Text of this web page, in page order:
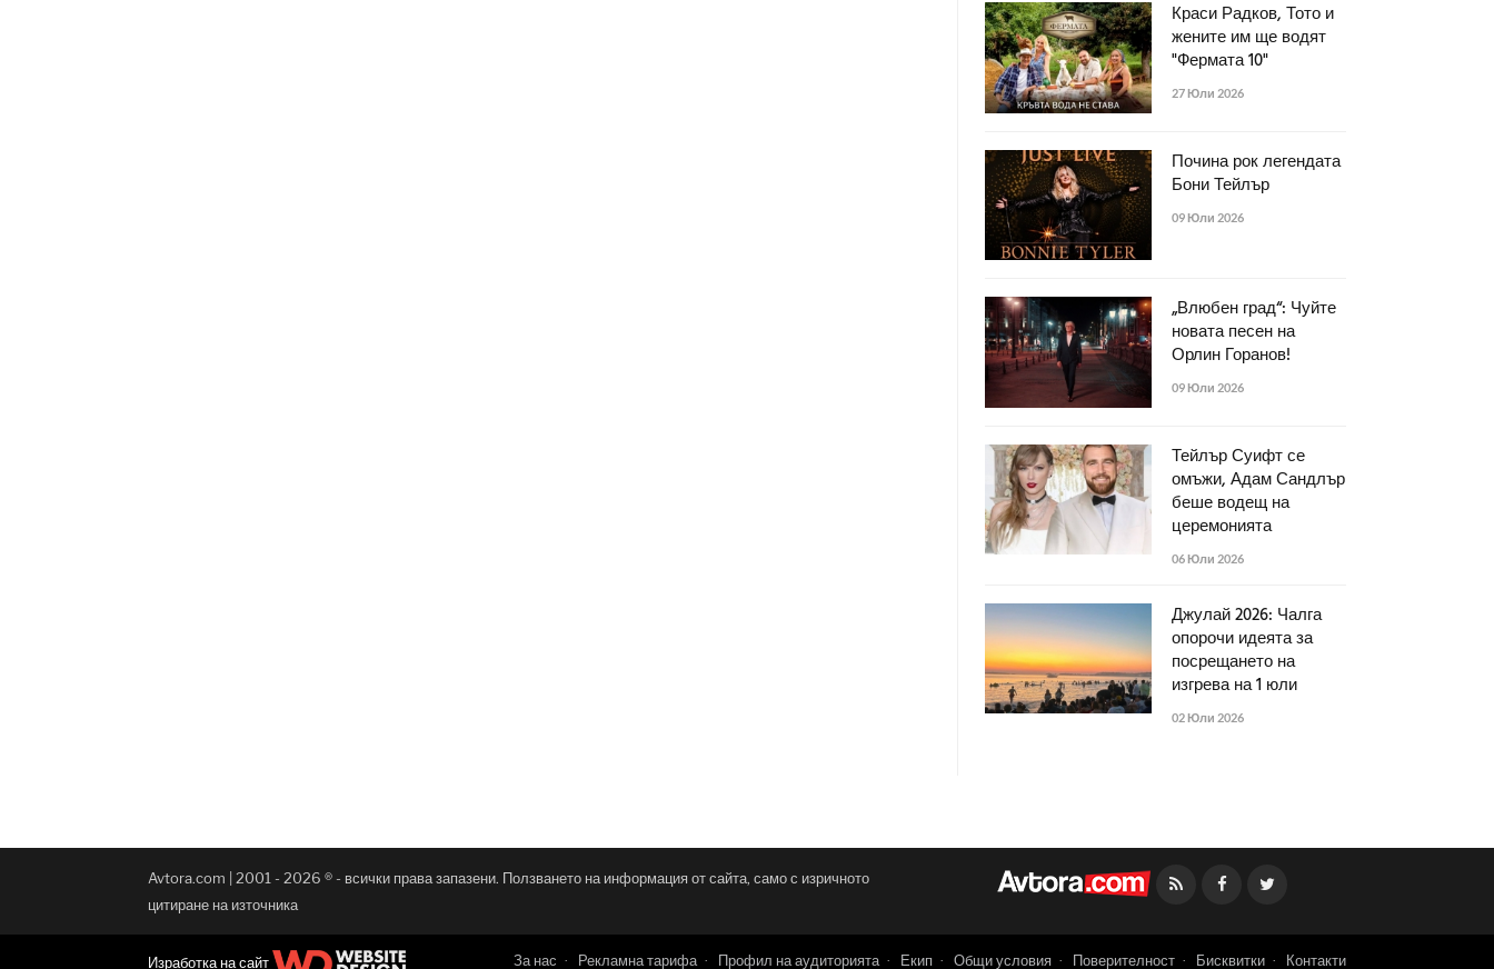
Краси Радков, Тото и
жените им ще водят
"Фермата 10"
27 Юли 2026
Почина рок легендата
Бони Тейлър
09 Юли 2026
„Влюбен град“: Чуйте
новата песен на
Орлин Горанов!
09 Юли 2026
Тейлър Суифт се
омъжи, Адам Сандлър
беше водещ на
церемонията
06 Юли 2026
Джулай 2026: Чалга
опорочи идеята за
посрещането на
изгрева на 1 юли
02 Юли 2026
Avtora.com | 2001 - 2026 ® - всички права запазени. Ползването на информация от сайта, само с изричното
цитиране на източника
Facebook
Изработка на сайт За нас Рекламна тарифа Профил на аудиторията Екип Общи условия Поверителност Бисквитки Контакти